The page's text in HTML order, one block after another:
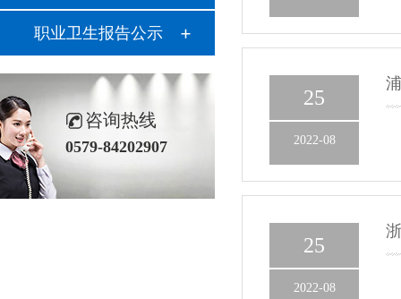
职业卫生报告公示
咨询热线
0579-84202907
25
2022-08
25
2022-08